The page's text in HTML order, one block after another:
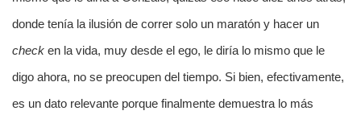
donde tenía la ilusión de correr solo un maratón y hacer un
check en la vida, muy desde el ego, le diría lo mismo que le
digo ahora, no se preocupen del tiempo. Si bien, efectivamente,
es un dato relevante porque finalmente demuestra lo más